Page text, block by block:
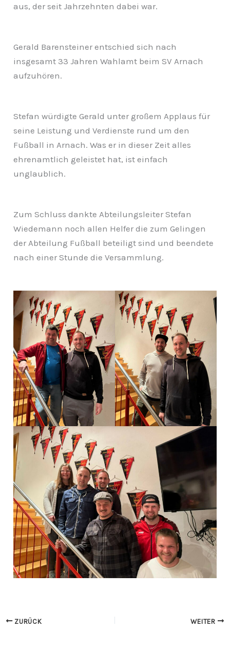
aus, der seit Jahrzehnten dabei war.
Gerald Barensteiner entschied sich nach
insgesamt 33 Jahren Wahlamt beim SV Arnach
aufzuhören.
Stefan würdigte Gerald unter großem Applaus für
seine Leistung und Verdienste rund um den
Fußball in Arnach. Was er in dieser Zeit alles
ehrenamtlich geleistet hat, ist einfach
unglaublich.
Zum Schluss dankte Abteilungsleiter Stefan
Wiedemann noch allen Helfer die zum Gelingen
der Abteilung Fußball beteiligt sind und beendete
nach einer Stunde die Versammlung.
ZURÜCK WEITER